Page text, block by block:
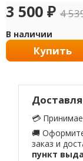
3 500 ₽ 4
В наличии
Купить
💳
🚚
заказ и
пункт